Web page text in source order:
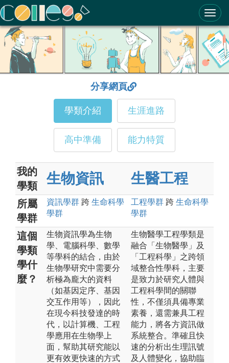
ColleGo! 大學選才與高中育才輔助系統
分享網頁
學類介紹 生涯進路
高中準備 能力特質
我的
學類
生物資訊 生醫工程
所屬
學群
資訊學群 跨 生命科學
學群
工程學群 跨 生命科學
學群
這個
學類
學什
麼？
生物資訊學為生物
學、電腦科學、數學
等學科的結合，由於
生物學研究中需要分
析極為龐大的資料
（如基因定序、基因
交互作用等），因此
在現今科技發達的時
代，以計算機、工程
學應用在生物學上
面，幫助其研究能以
更有效更快速的方式
生物醫學工程學類是
融合「生物醫學」及
「工程科學」之跨領
域整合性學科，主要
是致力於研究人體與
工程科學間的關聯
性，不僅須具備專業
素養，還需兼具工程
能力，將各方資訊做
系統整合。準確且快
速的分析出生理訊號
及人體變化，協助臨